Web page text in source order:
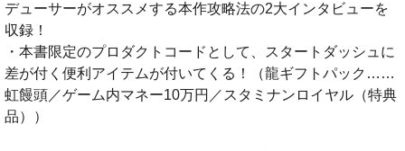
デューサーがオススメする本作攻略法の2大インタビューを
収録！
・本書限定のプロダクトコードとして、スタートダッシュに
差が付く便利アイテムが付いてくる！（龍ギフトパック……
虹饅頭／ゲーム内マネー10万円／スタミナンロイヤル（特典
品））